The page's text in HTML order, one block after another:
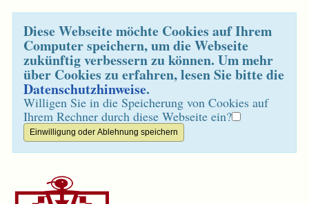
Diese Webseite möchte Cookies auf Ihrem
Computer speichern, um die Webseite
zukünftig verbessern zu können. Um mehr
über Cookies zu erfahren, lesen Sie bitte die
Datenschutzhinweise.
Willigen Sie in die Speicherung von Cookies auf
Ihrem Rechner durch diese Webseite ein?